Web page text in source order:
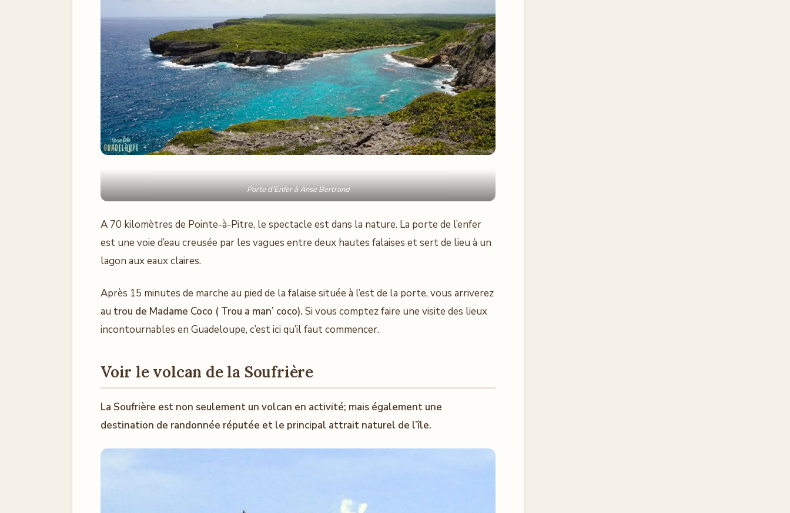
Porte d’Enfer à Anse Bertrand
A 70 kilomètres de Pointe-à-Pitre, le spectacle est dans la nature. La porte de l’enfer
est une voie d’eau creusée par les vagues entre deux hautes falaises et sert de lieu à un
lagon aux eaux claires.
Après 15 minutes de marche au pied de la falaise située à l’est de la porte, vous arriverez
au trou de Madame Coco ( Trou a man’ coco). Si vous comptez faire une visite des lieux
incontournables en Guadeloupe, c’est ici qu’il faut commencer.
Voir le volcan de la Soufrière
La Soufrière est non seulement un volcan en activité; mais également une
destination de randonnée réputée et le principal attrait naturel de l’île.